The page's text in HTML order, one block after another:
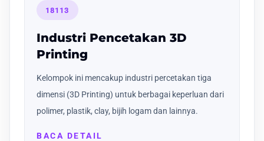
18113
Industri Pencetakan 3D
Printing
Kelompok ini mencakup industri percetakan tiga
dimensi (3D Printing) untuk berbagai keperluan dari
polimer, plastik, clay, bijih logam dan lainnya.
BACA DETAIL